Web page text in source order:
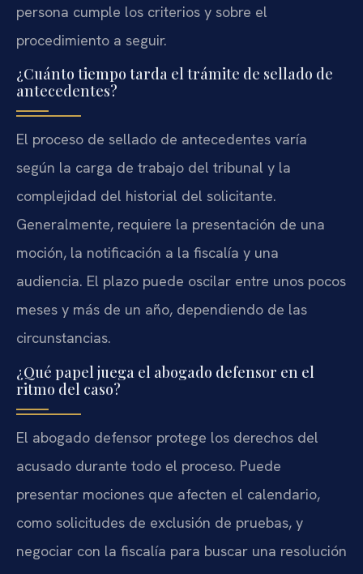
persona cumple los criterios y sobre el
procedimiento a seguir.
¿Cuánto tiempo tarda el trámite de sellado de
antecedentes?
El proceso de sellado de antecedentes varía
según la carga de trabajo del tribunal y la
complejidad del historial del solicitante.
Generalmente, requiere la presentación de una
moción, la notificación a la fiscalía y una
audiencia. El plazo puede oscilar entre unos pocos
meses y más de un año, dependiendo de las
circunstancias.
¿Qué papel juega el abogado defensor en el
ritmo del caso?
El abogado defensor protege los derechos del
acusado durante todo el proceso. Puede
presentar mociones que afecten el calendario,
como solicitudes de exclusión de pruebas, y
negociar con la fiscalía para buscar una resolución